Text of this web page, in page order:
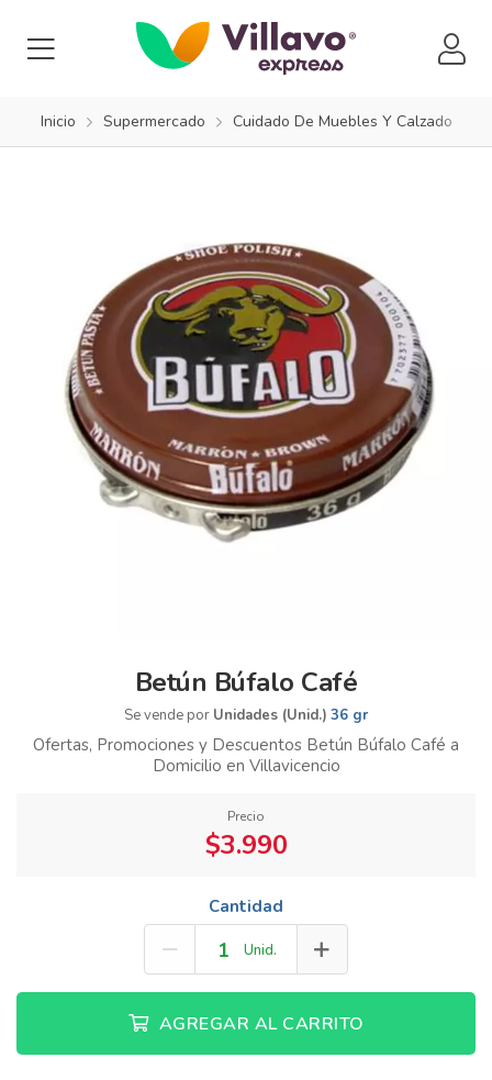
Inicio Supermercado Cuidado De Muebles Y Calzado
Betún Búfalo Café
Se vende por Unidades (Unid.) 36 gr
Ofertas, Promociones y Descuentos Betún Búfalo Café a
Domicilio en Villavicencio
Precio
$3.990
Cantidad
Unid.
AGREGAR AL CARRITO